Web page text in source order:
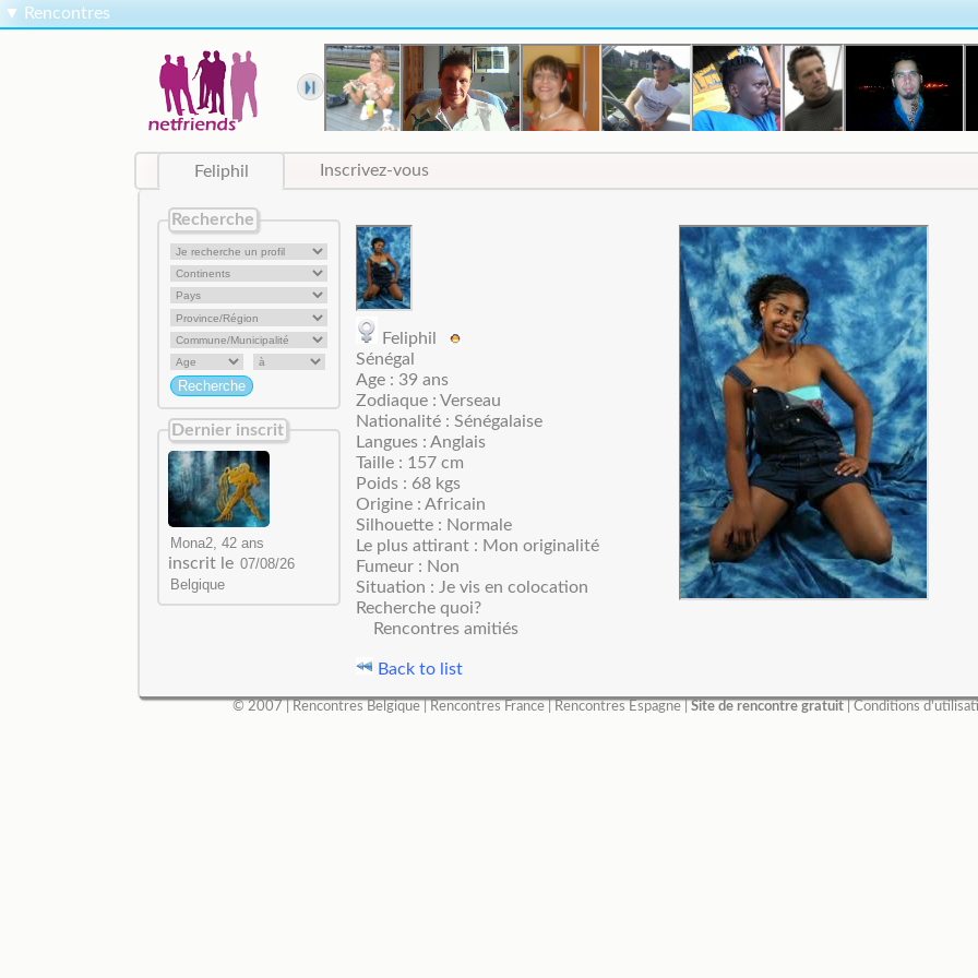
▼ Rencontres
Feliphil Inscrivez-vous
Recherche
Dernier inscrit
inscrit le
Feliphil
Sénégal
Age : 39 ans
Zodiaque : Verseau
Nationalité : Sénégalaise
Langues : Anglais
Taille : 157 cm
Poids : 68 kgs
Origine : Africain
Silhouette : Normale
Le plus attirant : Mon originalité
Fumeur : Non
Situation : Je vis en colocation
Recherche quoi?
Rencontres amitiés
Back to list
© 2007 | Rencontres Belgique| Rencontres France| Rencontres Espagne| Site de rencontre gratuit| Conditions